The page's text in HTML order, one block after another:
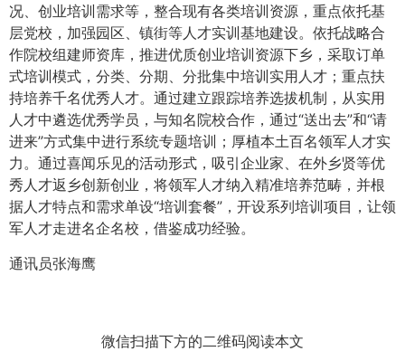
况、创业培训需求等，整合现有各类培训资源，重点依托基
层党校，加强园区、镇街等人才实训基地建设。依托战略合
作院校组建师资库，推进优质创业培训资源下乡，采取订单
式培训模式，分类、分期、分批集中培训实用人才；重点扶
持培养千名优秀人才。通过建立跟踪培养选拔机制，从实用
人才中遴选优秀学员，与知名院校合作，通过“送出去”和“请
进来”方式集中进行系统专题培训；厚植本土百名领军人才实
力。通过喜闻乐见的活动形式，吸引企业家、在外乡贤等优
秀人才返乡创新创业，将领军人才纳入精准培养范畴，并根
据人才特点和需求单设“培训套餐”，开设系列培训项目，让领
军人才走进名企名校，借鉴成功经验。
通讯员张海鹰
微信扫描下方的二维码阅读本文